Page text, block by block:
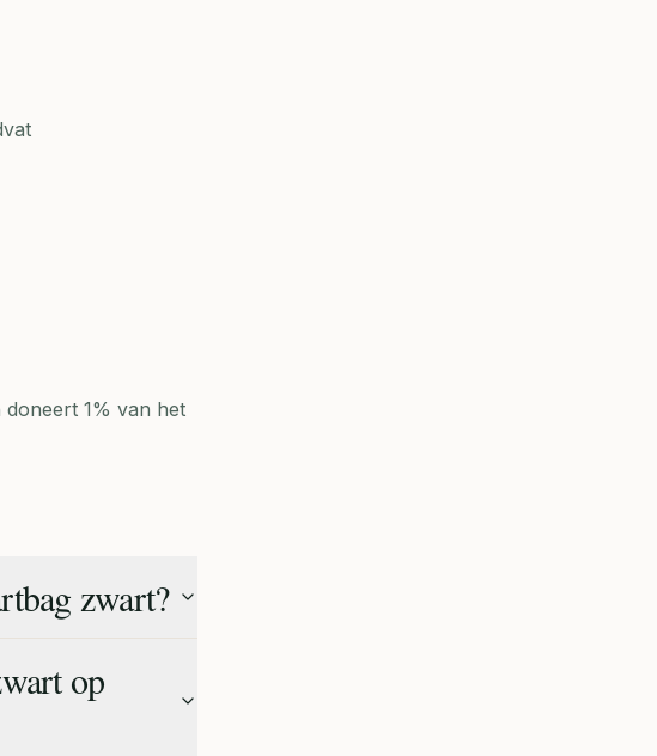
1% van het
zwart?
op